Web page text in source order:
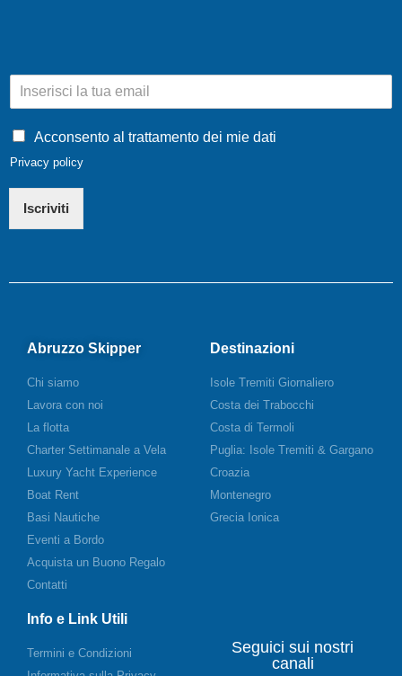
m
l
Acconsento al trattamento dei mie dati
Privacy policy
Iscriviti
Abruzzo Skipper
Chi siamo
Lavora con noi
La flotta
Charter Settimanale a Vela
Luxury Yacht Experience
Boat Rent
Basi Nautiche
Eventi a Bordo
Acquista un Buono Regalo
Contatti
Destinazioni
Isole Tremiti Giornaliero
Costa dei Trabocchi
Costa di Termoli
Puglia: Isole Tremiti & Gargano
Croazia
Montenegro
Grecia Ionica
Info e Link Utili
Termini e Condizioni
Seguici sui nostri
canali